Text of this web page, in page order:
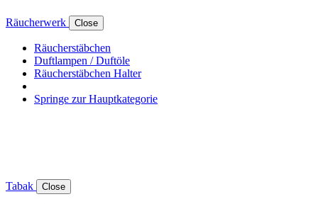
Räucherwerk Close
Räucherstäbchen
Duftlampen / Duftöle
Räucherstäbchen Halter
Springe zur Hauptkategorie
Tabak Close